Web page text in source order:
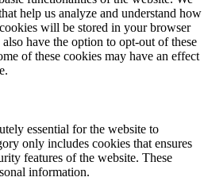
help us analyze and understand how
will be stored in your browser
have the option to opt-out of these
of these cookies may have an effect
essential for the website to
only includes cookies that ensures
features of the website. These
information.